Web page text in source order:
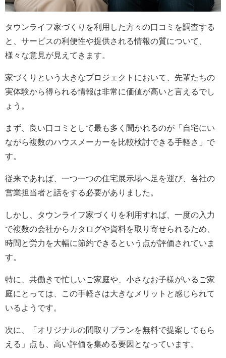
タウンライフ家づくりを利用した方々の口コミを調査する
と、サービスの利便性や提供される情報の質について、
様々な意見が見えてきます。
家づくりという大きなプロジェクトにおいて、先輩たちの
実体験から得られる情報は非常に価値が高いと言えるでし
ょう。
まず、良い口コミとして最も多く聞かれるのが「自宅にい
ながら複数のハウスメーカーを比較検討できる手軽さ」で
す。
従来であれば、一つ一つの住宅展示場へ足を運び、各社の
営業担当者と話をする必要がありました。
しかし、タウンライフ家づくりを利用すれば、一度の入力
で複数の会社からカタログや資料を取り寄せられるため、
時間と労力を大幅に節約できるという点が評価されていま
す。
特に、共働きで忙しいご家庭や、小さなお子様がいるご家
庭にとっては、この手軽さは大きなメリットと感じられて
いるようです。
次に、「オリジナルの間取りプランを無料で提案してもら
える」点も、高い評価を集める要因となっています。